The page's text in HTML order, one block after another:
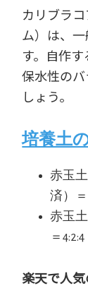
カリブラ
ム）は、
す。自作
保水性の
しょう。
培養土
赤玉
済）＝
赤玉
＝4:2:4
楽天で人